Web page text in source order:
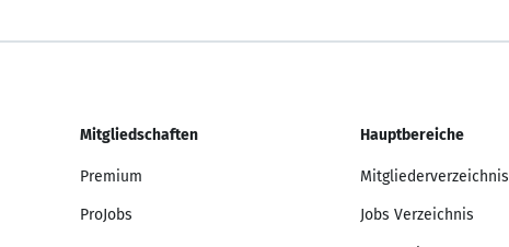
Mitgliedschaften
Premium
ProJobs
Hauptbereiche
Mitgliederverzeichnis
Jobs Verzeichnis